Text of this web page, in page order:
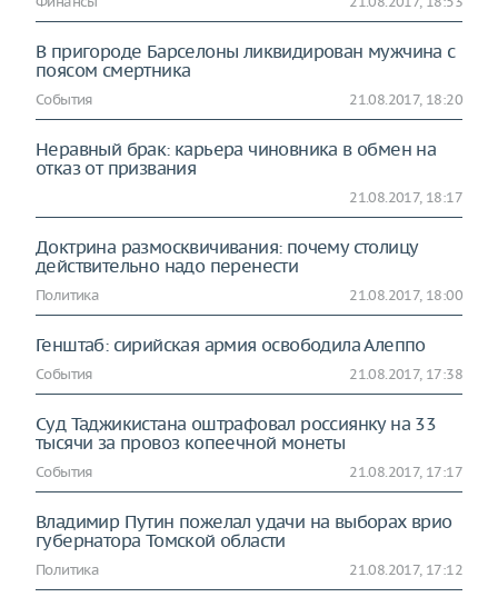
В пригороде Барселоны ликвидирован мужчина с
поясом смертника
События 21.08.2017, 18:20
Неравный брак: карьера чиновника в обмен на
отказ от призвания
21.08.2017, 18:17
Доктрина размосквичивания: почему столицу
действительно надо перенести
Политика 21.08.2017, 18:00
Генштаб: сирийская армия освободила Алеппо
События 21.08.2017, 17:38
Суд Таджикистана оштрафовал россиянку на 33
тысячи за провоз копеечной монеты
События 21.08.2017, 17:17
Владимир Путин пожелал удачи на выборах врио
губернатора Томской области
Политика 21.08.2017, 17:12